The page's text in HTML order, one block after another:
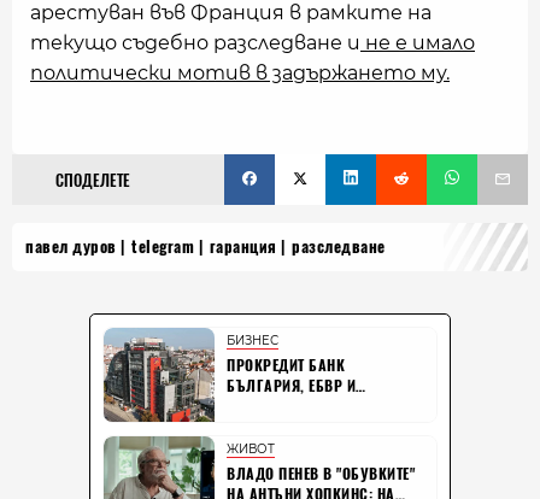
арестуван във Франция в рамките на
текущо съдебно разследване и не е имало
политически мотив в задържането му.
СПОДЕЛЕТЕ
павел дуров telegram гаранция разследване